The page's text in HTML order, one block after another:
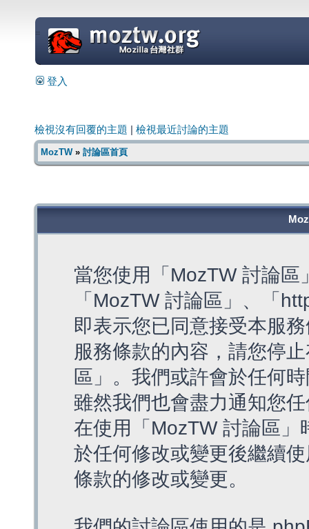
=
登入
檢視沒有回覆的主題 檢視最近討論的主題
MozTW» 討論區首頁
當您使用「MozTW 討論
「MozTW 討論區」、「
即表示您已同意接受本服
服務條款的內容，請您停
區」。我們或許會於任何
雖然我們也會盡力通知您
在使用「MozTW 討論區
於任何修改或變更後繼續
條款的修改或變更。